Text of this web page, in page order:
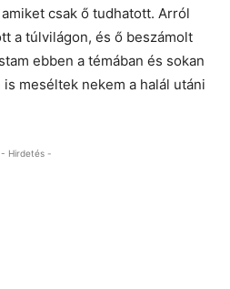
csak ő tudhatott. Arról
a túlvilágon, és ő beszámolt
ebben a témában és sokan
meséltek nekem a halál utáni
- Hirdetés -